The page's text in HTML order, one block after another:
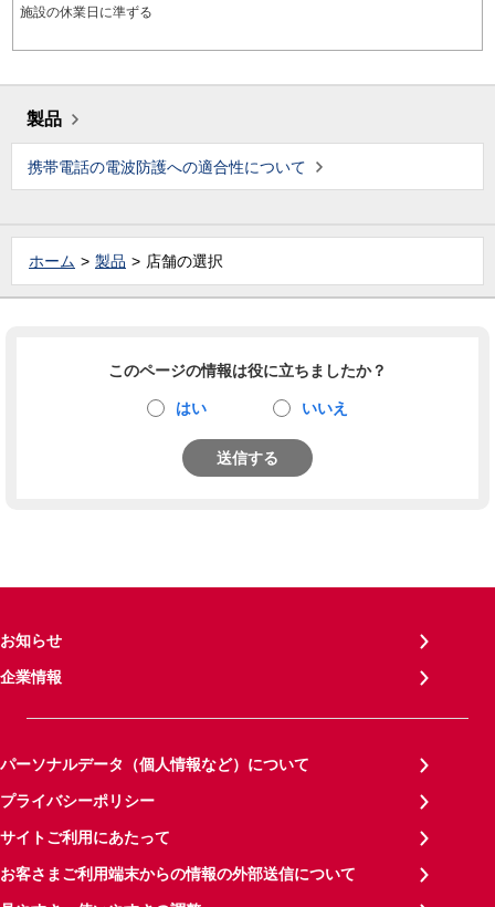
施設の休業日に準ずる
製品
携帯電話の電波防護への適合性について
ホーム 製品 店舗の選択
このページの情報は役に立ちましたか？
はい いいえ
送信する
お知らせ
企業情報
パーソナルデータ（個人情報など）について
プライバシーポリシー
サイトご利用にあたって
お客さまご利用端末からの情報の外部送信について